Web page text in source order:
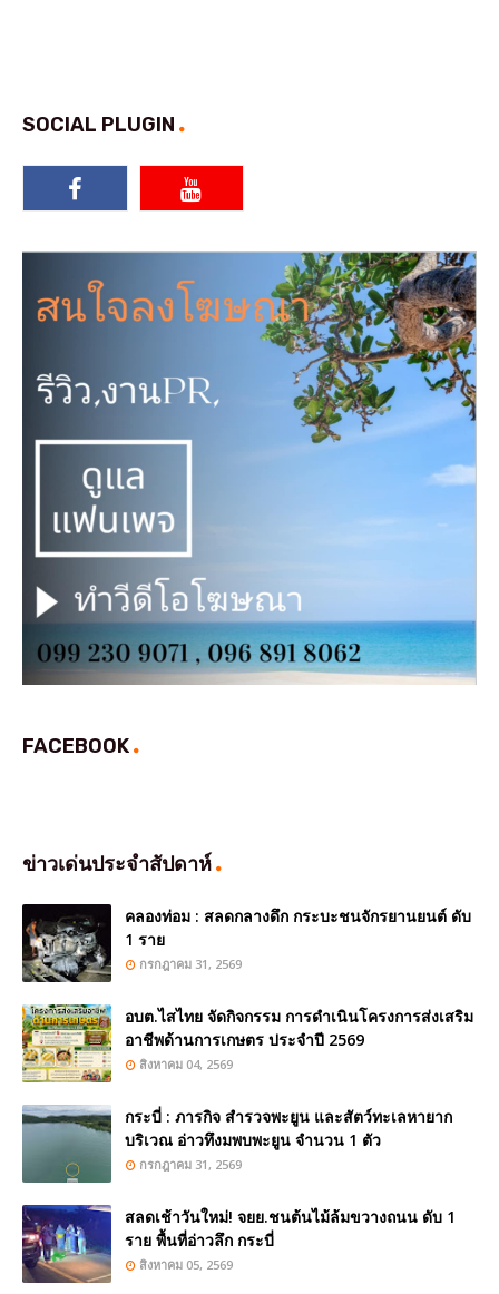
SOCIAL PLUGIN
FACEBOOK
ข่าวเด่นประจำสัปดาห์
คลองท่อม : สลดกลางดึก กระบะชนจักรยานยนต์ ดับ
1 ราย
กรกฎาคม 31, 2569
อบต.ไสไทย จัดกิจกรรม การดำเนินโครงการส่งเสริม
อาชีพด้านการเกษตร ประจำปี 2569
สิงหาคม 04, 2569
กระบี่ : ภารกิจ สำรวจพะยูน และสัตว์ทะเลหายาก
บริเวณ อ่าวทึงมพบพะยูน จำนวน 1 ตัว
กรกฎาคม 31, 2569
สลดเช้าวันใหม่! จยย.ชนต้นไม้ล้มขวางถนน ดับ 1
ราย พื้นที่อ่าวลึก กระบี่
สิงหาคม 05, 2569